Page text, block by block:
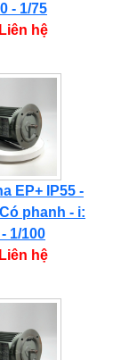
- 1/75
Liên hệ
EP+ IP55 -
phanh - i:
1/100
Liên hệ